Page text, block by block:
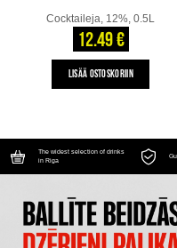
Cocktaileja, 12%, 0.5L
12.49 €
LISÄÄ OSTOSKORIIN
The widest selection of drinks
in Riga